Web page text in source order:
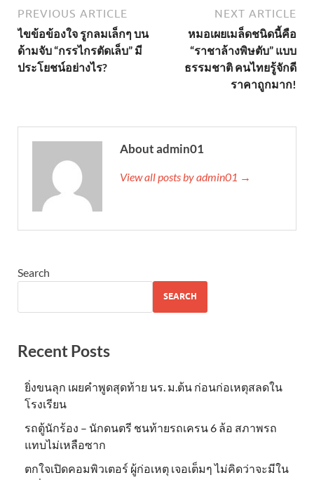
PREVIOUS ARTICLE
ไขข้อข้องใจ รูกลมเล็กๆ บน
ด้ามจับ “กรรไกรตัดเล็บ” มี
ประโยชน์อย่างไร?
NEXT ARTICLE
หมอเผยเมล็ดชนิดนี้คือ
“ราชาล้างพิษตับ” แบบ
ธรรมชาติ คนไทยรู้จักดี
ราคาถูกมาก!
About admin01
View all posts by admin01 →
Search
SEARCH
Recent Posts
ยิ่งขนลุก เผยคำพูดสุดท้าย นร. ม.ต้น ก่อนก่อเหตุสลดใน
โรงเรียน
รถตู้นักร้อง – นักดนตรี ชนท้ายรถเครน 6 ล้อ สภาพรถ
แทบไม่เหลือซาก
ตกใจเปิดคอมพิวเตอร์ ผู้ก่อเหตุ เจอเต็มๆ ไม่คิดว่าจะมีใน